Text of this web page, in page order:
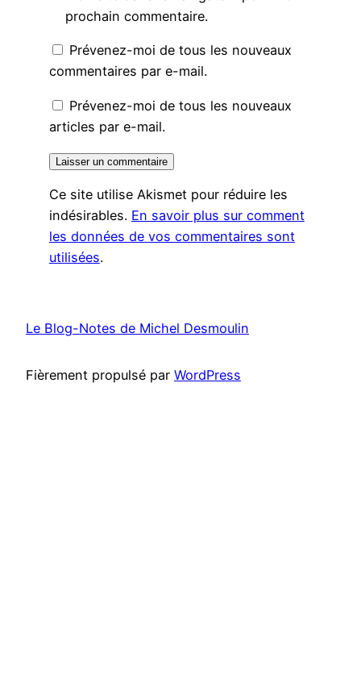
prochain commentaire.
Prévenez-moi de tous les nouveaux
commentaires par e-mail.
Prévenez-moi de tous les nouveaux
articles par e-mail.
Ce site utilise Akismet pour réduire les
indésirables. En savoir plus sur comment
les données de vos commentaires sont
utilisées.
Le Blog-Notes de Michel Desmoulin
Fièrement propulsé par WordPress